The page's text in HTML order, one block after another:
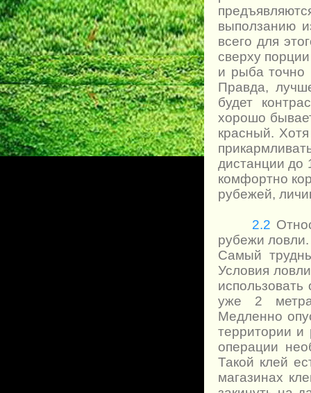
выползанию
всего для
сверху
и рыба точно
Правда,
будет
хорошо
красный.
дистанции до
комфортно
рубежей,
2.2
рубежи ловли.
Самый
Условия
уже 2
Медленно
территории
операции
Такой клей
магазинах